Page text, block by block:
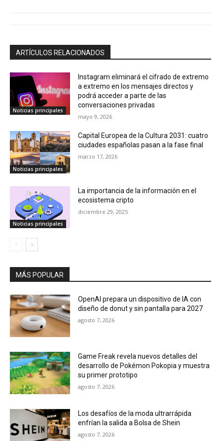
ARTÍCULOS RELACIONADOS
Noticias principales
Instagram eliminará el cifrado de extremo
a extremo en los mensajes directos y
podrá acceder a parte de las
conversaciones privadas
mayo 9, 2026
Noticias principales
Capital Europea de la Cultura 2031: cuatro
ciudades españolas pasan a la fase final
marzo 17, 2026
Noticias principales
La importancia de la información en el
ecosistema cripto
diciembre 29, 2025
MÁS POPULAR
OpenAI prepara un dispositivo de IA con
diseño de donut y sin pantalla para 2027
agosto 7, 2026
Game Freak revela nuevos detalles del
desarrollo de Pokémon Pokopia y muestra
su primer prototipo
agosto 7, 2026
Los desafíos de la moda ultrarrápida
enfrían la salida a Bolsa de Shein
agosto 7, 2026